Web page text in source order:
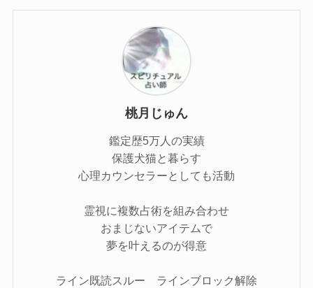
桃月じゅん
鑑定歴5万人の実績
保護犬猫と暮らす
心理カウンセラーとしても活動
霊視に複数占術を組み合わせ
おまじないアイテムで
夢を叶えるのが得意
ライン既読スルー ラインブロック解除